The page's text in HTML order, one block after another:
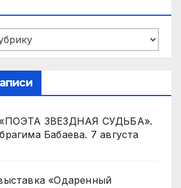
«ПОЭТА ЗВЕЗДНАЯ СУДЬБА».
Бабаева. 7 августа
«Одаренный